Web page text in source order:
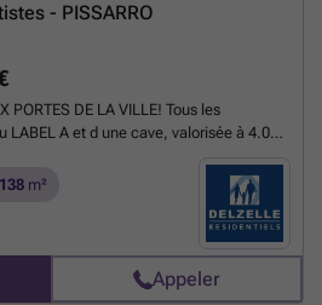
- PISSARRO
PORTES DE LA VILLE! Tous les
A et d une cave, valorisée à 4.000
l hôpital Ambroise Paré, des écoles
des Métiers, Ecole paramédicale,
et du centre historique, le "Clos des
de vie paisible à quelques minutes de
tous renseignements: Anna Zarkos ###
compris et les plans des appartements
m²
Appeler